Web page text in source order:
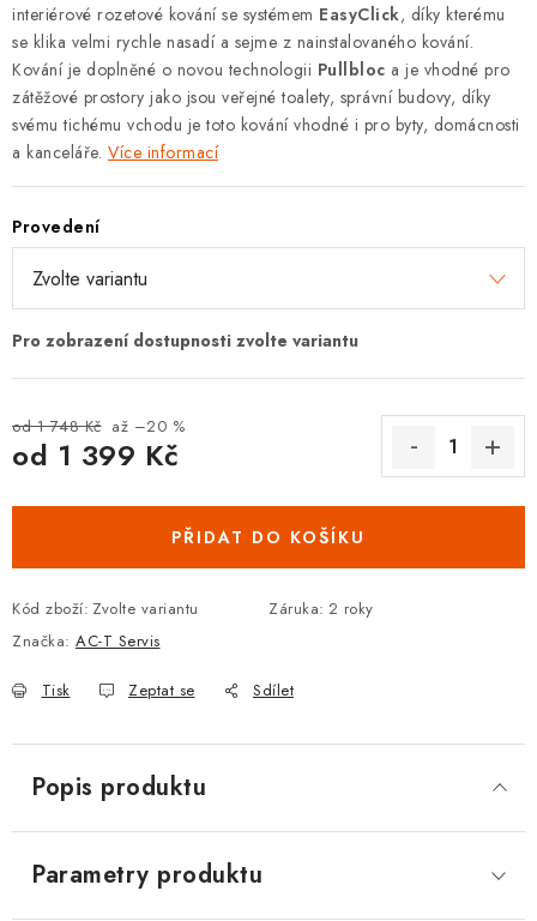
ZÁMKY, PETLICE A ZÁVORY
SPECIÁLNÍ KOVÁNÍ
DOPLŇKY KE DVEŘÍM
PRO POSUVNÉ DVEŘE
STAVEBNÍ POUZDRA
POKLADNIČKY NA ZÁMEK
TREZORY
Kontakt O nás OP Poštovné
Oboroví ODBORNÍCI
interiérové rozetové kování se systémem EasyClick, díky kterému
se klika velmi rychle nasadí a sejme z nainstalovaného kování.
Kování je doplněné o novou technologii Pullbloc a je vhodné pro
zátěžové prostory jako jsou veřejné toalety, správní budovy, díky
svému tichému vchodu je toto kování vhodné i pro byty, domácnosti
a kanceláře. Více informací
Provedení
od 1 748 Kč až –20 %
od 1 399 Kč
PŘIDAT DO KOŠÍKU
Kód zboží: Zvolte variantu Záruka: 2 roky
Značka: AC-T Servis
Tisk Zeptat se Sdílet
Popis produktu
Parametry produktu